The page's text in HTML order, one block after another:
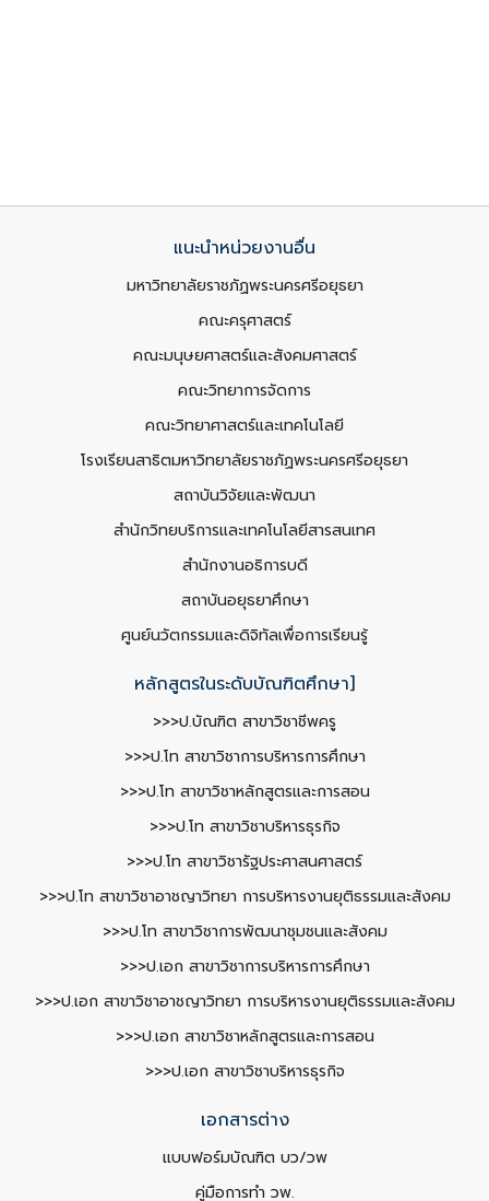
แนะนำหน่วยงานอื่น
มหาวิทยาลัยราชภัฏพระนครศรีอยุธยา
คณะครุศาสตร์
คณะมนุษยศาสตร์และสังคมศาสตร์
คณะวิทยาการจัดการ
คณะวิทยาศาสตร์และเทคโนโลยี
โรงเรียนสาธิตมหาวิทยาลัยราชภัฏพระนครศรีอยุธยา
สถาบันวิจัยและพัฒนา
สำนักวิทยบริการและเทคโนโลยีสารสนเทศ
สำนักงานอธิการบดี
สถาบันอยุธยาศึกษา
ศูนย์นวัตกรรมและดิจิทัลเพื่อการเรียนรู้
หลักสูตรในระดับบัณฑิตศึกษา]
>>>ป.บัณฑิต สาขาวิชาชีพครู
>>>ป.โท สาขาวิชาการบริหารการศึกษา
>>>ป.โท สาขาวิชาหลักสูตรและการสอน
>>>ป.โท สาขาวิชาบริหารธุรกิจ
>>>ป.โท สาขาวิชารัฐประศาสนศาสตร์
>>>ป.โท สาขาวิชาอาชญาวิทยา การบริหารงานยุติธรรมและสังคม
>>>ป.โท สาขาวิชาการพัฒนาชุมชนและสังคม
>>>ป.เอก สาขาวิชาการบริหารการศึกษา
>>>ป.เอก สาขาวิชาอาชญาวิทยา การบริหารงานยุติธรรมและสังคม
>>>ป.เอก สาขาวิชาหลักสูตรและการสอน
>>>ป.เอก สาขาวิชาบริหารธุรกิจ
เอกสารต่าง
แบบฟอร์มบัณฑิต บว/วพ
คู่มือการทำ วพ.